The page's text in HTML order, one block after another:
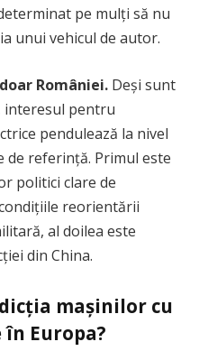
pe mulți să nu
unui vehicul de autor.
României. Deși sunt
interesul pentru
pendulează la nivel
referință. Primul este
politici clare de
reorientării
al doilea este
din China.
mașinilor cu
Europa?